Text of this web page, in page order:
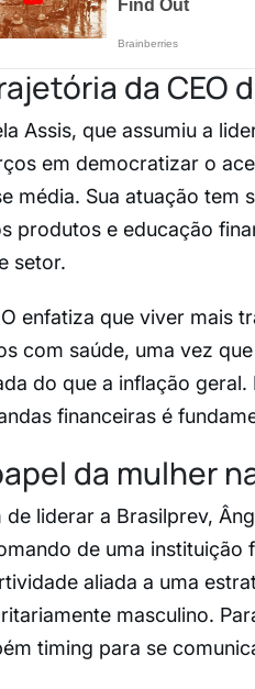
da CEO
Assis, que assumiu a
em democratizar o
média. Sua atuação tem
produtos e educação
setor.
enfatiza que viver mais
com saúde, uma vez
do que a inflação
financeiras é
da mulher
de liderar a Brasilprev,
de uma instituição
aliada a uma
masculino.
timing para se